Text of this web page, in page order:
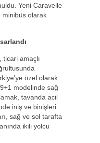
Yeni Caravelle
minibüs olarak
amaçlı
özel olarak
modelinde sağ
tavanda acil
iniş ve binişleri
sağ ve sol tarafta
ikili yolcu